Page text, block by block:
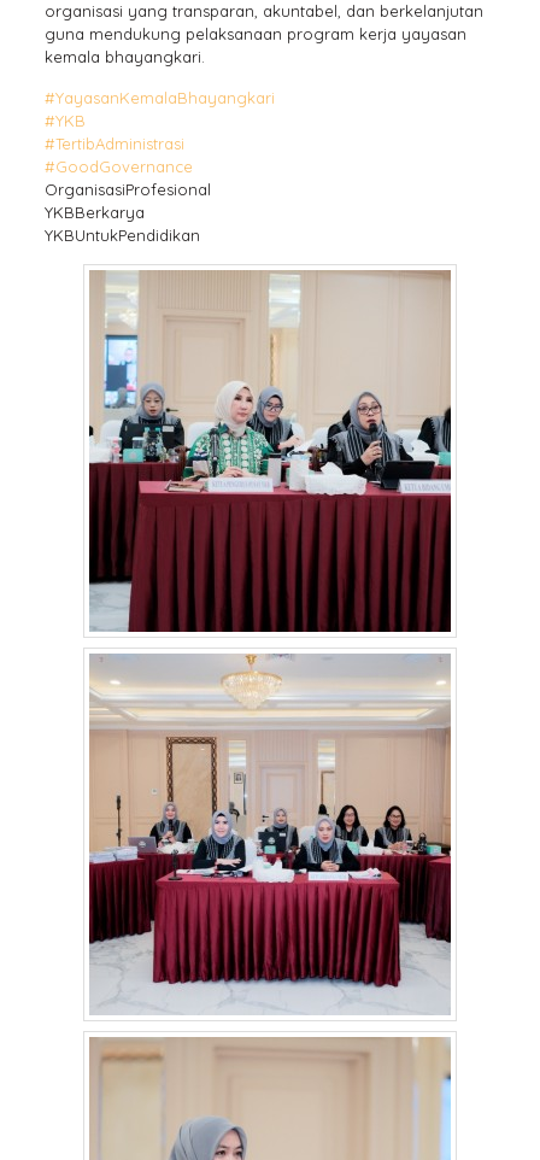
organisasi yang transparan, akuntabel, dan berkelanjutan
guna mendukung pelaksanaan program kerja yayasan
kemala bhayangkari.
#YayasanKemalaBhayangkari
#YKB
#TertibAdministrasi
#GoodGovernance
OrganisasiProfesional
YKBBerkarya
YKBUntukPendidikan